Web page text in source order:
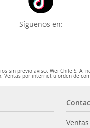
Síguenos en:
sin previo aviso. Wei Chile S.
por internet u orden de
Ventas